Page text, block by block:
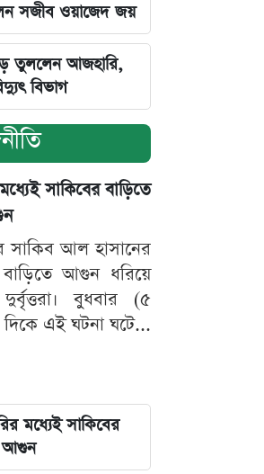
সজীব ওয়াজেদ জয়
তুললেন আজহারি,
বিভাগ
সাকিবের বাড়িতে
সাকিব আল হাসানের
আগুন ধরিয়ে
বুধবার (৫
এই ঘটনা ঘটে...
মধ্যেই সাকিবের
আগুন